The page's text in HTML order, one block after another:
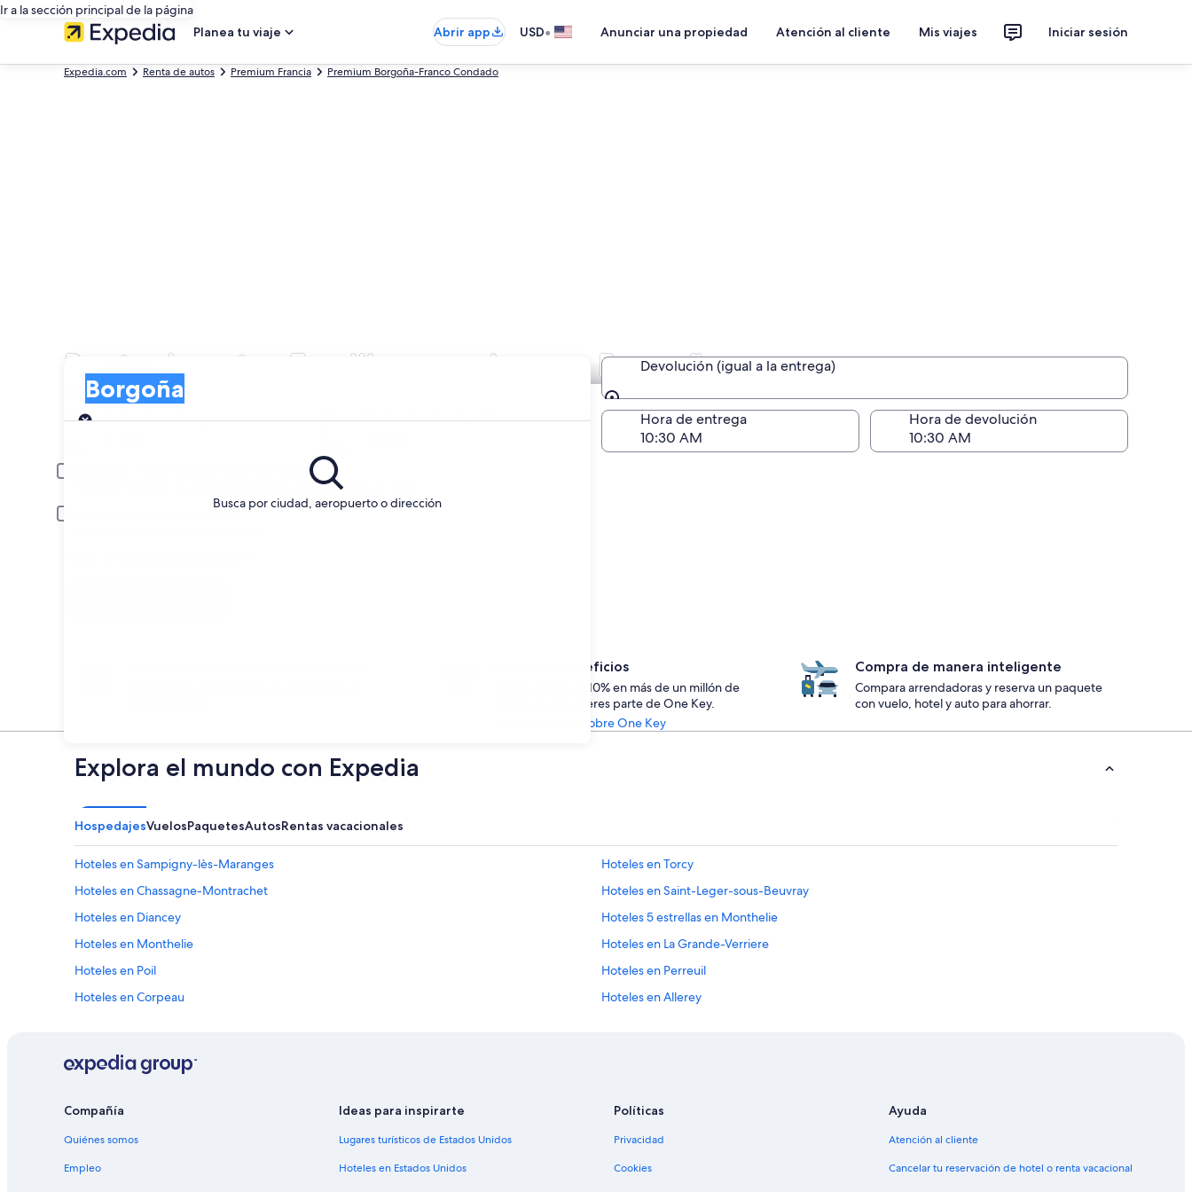
Ir a la sección principal de la página
Planea tu viaje
Abrir app USD• Anunciar una propiedad Atención al cliente Mis viajes Iniciar sesión
Expedia.com Renta de autos Premium Francia Premium Borgoña-Franco Condado
Renta de autos Familiar premium en Borgoña
Busca por ciudad, aeropuerto o dirección
Borgoña
Entrega
Devolución (igual a la entrega)
Devolución (igual a la entrega)
Fecha de entrega
Fecha de devolución
Hora de entrega Hora de devolución
Conductor menor de 30 o mayor de 70 años
Puede ser necesario un cargo extra por conductor joven o adulto mayor.
Accede a beneficios
Ahorra desde un 10% en más de un millón de
rentas de auto si eres parte de One Key.
Ver información sobre One Key
Compra de manera inteligente
Compara arrendadoras y reserva un paquete
con vuelo, hotel y auto para ahorrar.
Explora el mundo con Expedia
HospedajesVuelosPaquetesAutosRentas vacacionales
Hoteles en Sampigny-lès-Maranges
Hoteles en Torcy
Hoteles en Chassagne-Montrachet
Hoteles en Saint-Leger-sous-Beuvray
Hoteles en Diancey
Hoteles 5 estrellas en Monthelie
Hoteles en Monthelie
Hoteles en La Grande-Verriere
Hoteles en Poil
Hoteles en Perreuil
Hoteles en Corpeau
Hoteles en Allerey
Hoteles en Château-Chinon-Campagne
B&B en Savigny-les-Beaune
Chalets en Cotes de Beaune
Compañía
Quiénes somos
Empleo
Ideas para inspirarte
Lugares turísticos de Estados Unidos
Hoteles en Estados Unidos
Políticas
Privacidad
Cookies
Ayuda
Atención al cliente
Cancelar tu reservación de hotel o renta vacacional